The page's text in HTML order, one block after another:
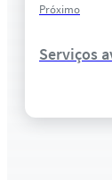
Próximo
Serviços